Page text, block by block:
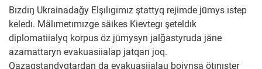
Bızdıŋ Ukrainadaǧy Elşılıgımız ştattyq rejimde jūmys ıstep
keledı. Mälımetımızge säikes Kievtegı şeteldık
diplomatiialyq korpus öz jūmysyn jalǧastyruda jäne
azamattaryn evakuasiialap jatqan joq.
Qazaqstandyqtardan da evakuasiialau boiynşa ötınışter